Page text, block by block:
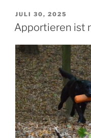
VERÖFFENTLICHT
AM
JULI 30, 2025
Apportieren ist